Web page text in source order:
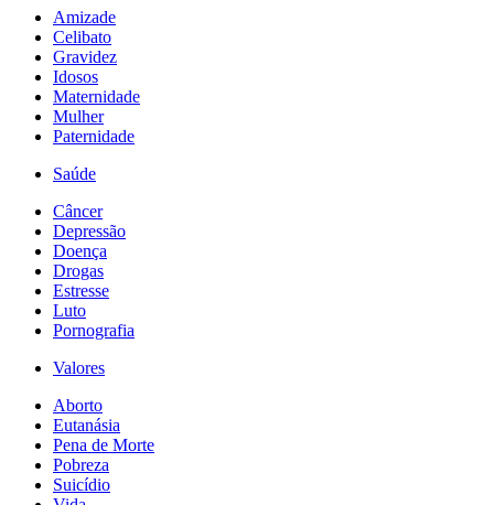
Amizade
Celibato
Gravidez
Idosos
Maternidade
Mulher
Paternidade
Saúde
Câncer
Depressão
Doença
Drogas
Estresse
Luto
Pornografia
Valores
Aborto
Eutanásia
Pena de Morte
Pobreza
Suicídio